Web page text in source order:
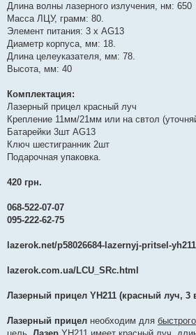
Длина волны лазерного излучения, нм: 650
Масса ЛЦУ, грамм: 80.
Элемент питания: 3 х AG13
Диаметр корпуса, мм: 18.
Длина целеуказателя, мм: 78.
Высота, мм: 40
Комплектация:
Лазерный прицел красный луч
Крепление 11мм/21мм или на свтол
Батарейки 3шт AG13
Ключ шестигранник 2шт
Подарочная упаковка.
420 грн.
068-522-07-07
095-222-62-75
lazerok.net/p58026684-lazernyj-pritsel-
lazerok.com.ua/LCU_SRc.html
Лазерный прицел YH211 (красный луч, 3
Лазерный прицел необходим для